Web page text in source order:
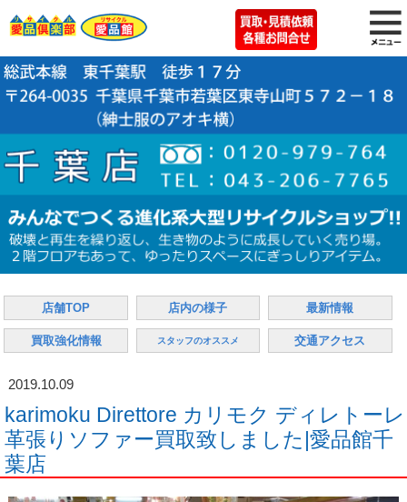
店舗TOP 店内の様子 最新情報
買取強化情報 スタッフのオススメ 交通アクセス
2019.10.09
karimoku Direttore カリモク ディレトーレ
革張りソファー買取致しました|愛品館千
葉店